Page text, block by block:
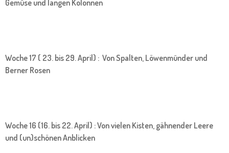
Gemüse und langen Kolonnen
Woche 17 ( 23. bis 29. April) : Von Spalten, Löwenmünder und
Berner Rosen
Woche 16 (16. bis 22. April) : Von vielen Kisten, gähnender Leere
und (un)schönen Anblicken